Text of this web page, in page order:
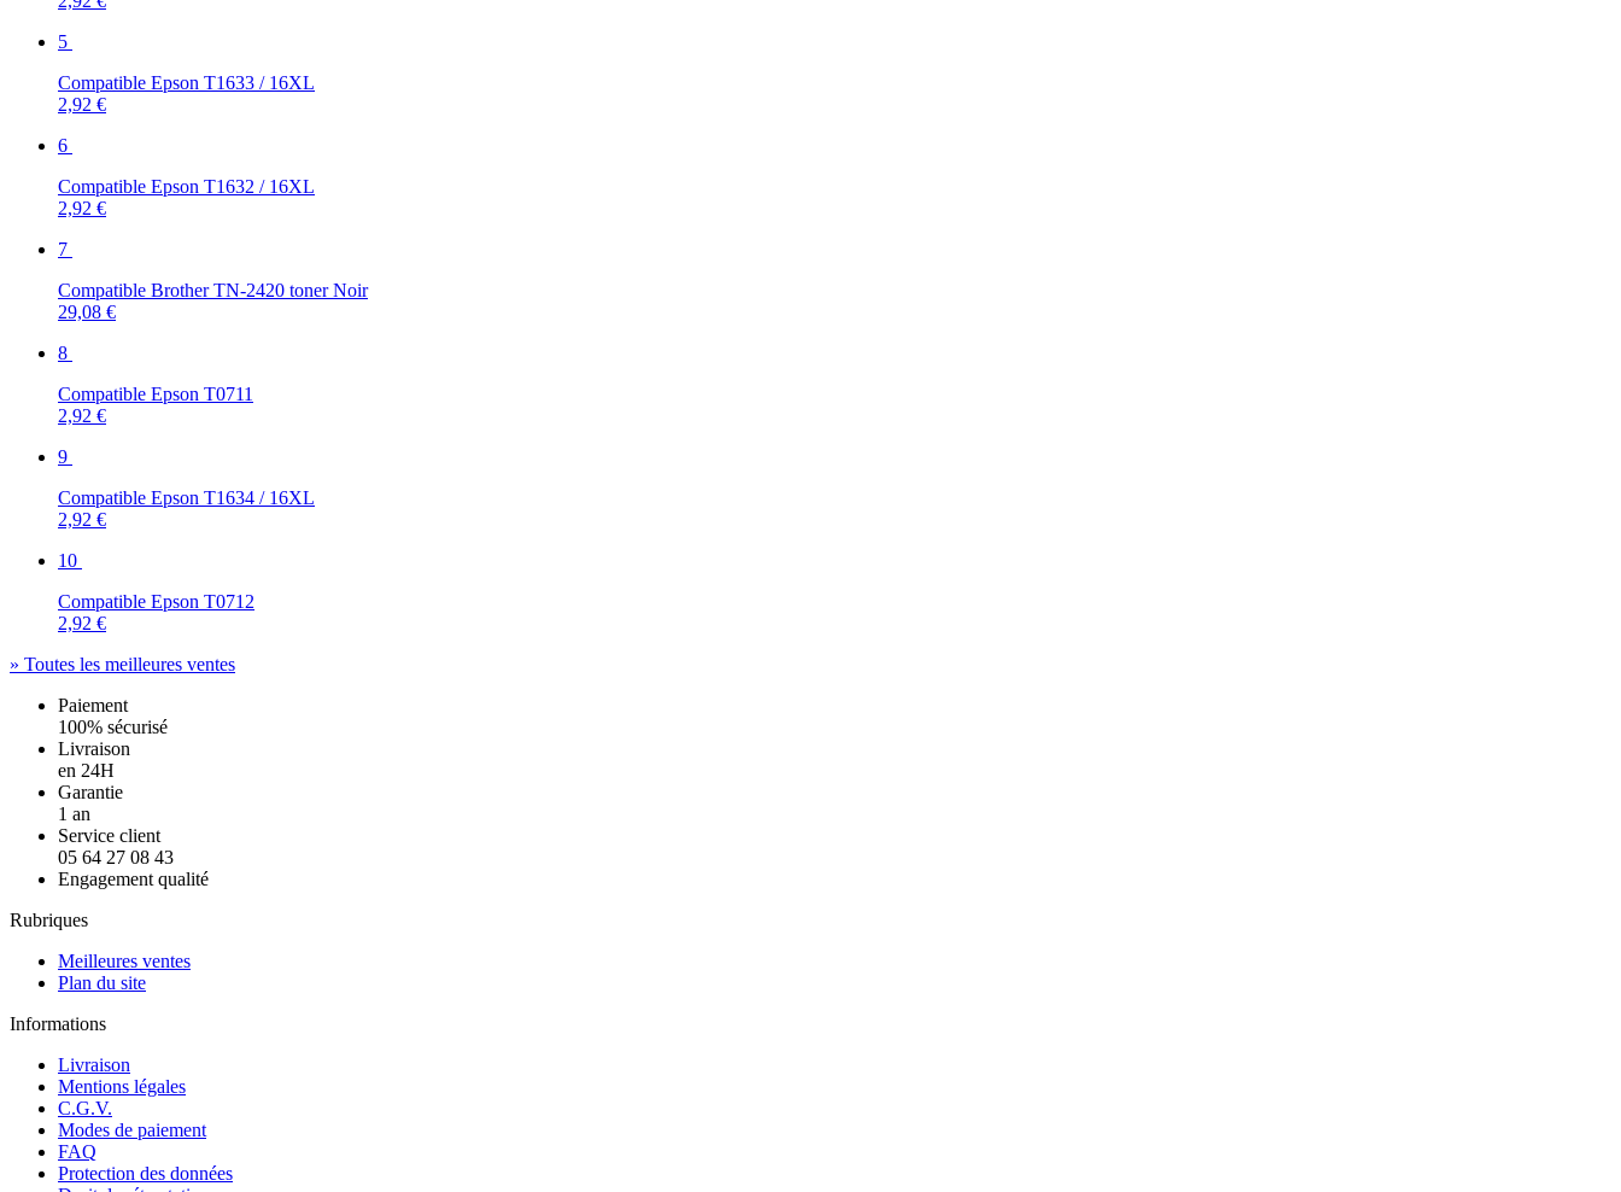
5
Compatible Epson T1633 / 16XL
2,92 €
6
Compatible Epson T1632 / 16XL
2,92 €
7
Compatible Brother TN-2420 toner Noir
29,08 €
8
Compatible Epson T0711
2,92 €
9
Compatible Epson T1634 / 16XL
2,92 €
10
Compatible Epson T0712
2,92 €
» Toutes les meilleures ventes
Paiement
100% sécurisé
Livraison
en 24H
Garantie
1 an
Service client
05 64 27 08 43
Engagement qualité
Rubriques
Meilleures ventes
Plan du site
Informations
Livraison
Mentions légales
C.G.V.
Modes de paiement
FAQ
Protection des données